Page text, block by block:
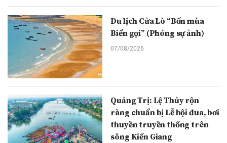
Du lịch Cửa Lò “Bốn mùa
Biển gọi” (Phóng sự ảnh)
07/08/2026
Quảng Trị: Lệ Thủy rộn
ràng chuẩn bị Lễ hội đua, bơi
thuyền truyền thống trên
sông Kiến Giang